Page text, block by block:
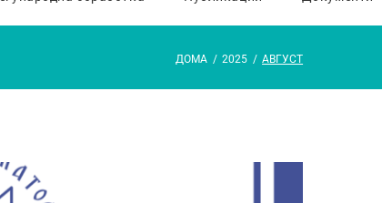
ДОМА / 2025 / АВГУСТ